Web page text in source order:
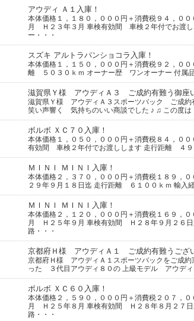
アウディ Ａ１入庫！
本体価格１，１８０，０００円＋消費税９４，０
月 Ｈ２３年３月 車検有効間 車検２年付でお渡
ー・・・
スズキ アルトラパンショコラ入庫！
本体価格１，１５０，０００円＋消費税９２，０
離 ５０３０ｋｍ オーナー歴 ワンオーナー
滋賀県Ｙ様 アウディＡ３ ご成約有難う御座
滋賀県Ｙ様 アウディＡ３スポーツバック ご成約
笑い声響く 気持ちのいい商談でした ♪ ♫ この度
ボルボ ＸＣ７０入庫！
本体価格１，０５０，０００円＋消費税８４，０
有効間 車検２年付でお渡しします 走行距離 ４
ＭＩＮＩ ＭＩＮＩ入庫！
本体価格２，３７０，０００円＋消費税１８９，
２９年９月１８日迄 走行距離 ６１００ｋｍ 輸
ＭＩＮＩ ＭＩＮＩ入庫！
本体価格２，１２０，０００円＋消費税１６９，
月 Ｈ２５年９月 車検有効間 Ｈ２８年９月２６
路・・・
京都府Ｈ様 アウディＡ１ ご成約有難うござ
京都府Ｈ様 アウディＡ１スポーツバックをご成
った ３代目アウディ８０の 上級モデル アウデ
ボルボ ＸＣ６０入庫！
本体価格２，５９０，０００円＋消費税２０７，
月 Ｈ２５年８月 車検有効間 Ｈ２８年８月２７
路・・・